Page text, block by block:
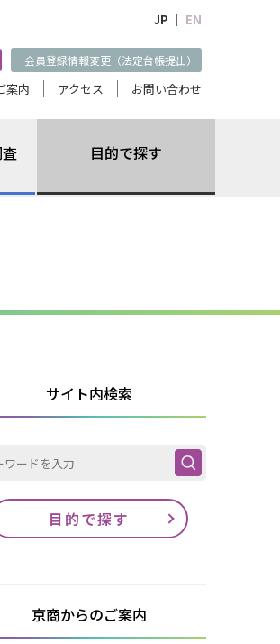
JP ｜ EN
会員登録情報変更（法定台帳提出）
案内 アクセス お問い合わせ
目的で探す
サイト内検索
目的で探す
京商からのご案内